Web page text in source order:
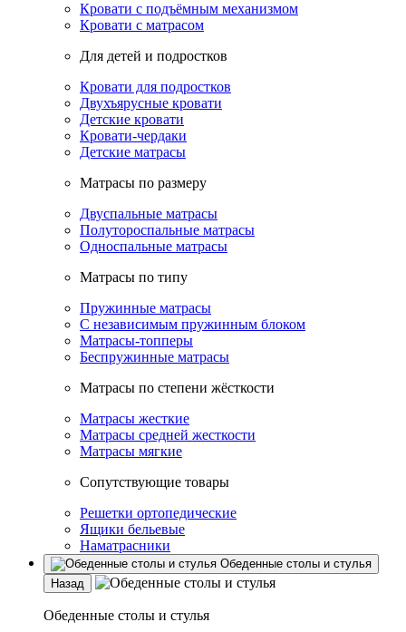
Кровати с подъёмным механизмом
Кровати с матрасом
Для детей и подростков
Кровати для подростков
Двухъярусные кровати
Детские кровати
Кровати-чердаки
Детские матрасы
Матрасы по размеру
Двуспальные матрасы
Полутороспальные матрасы
Односпальные матрасы
Матрасы по типу
Пружинные матрасы
С независимым пружинным блоком
Матрасы-топперы
Беспружинные матрасы
Матрасы по степени жёсткости
Матрасы жесткие
Матрасы средней жесткости
Матрасы мягкие
Сопутствующие товары
Решетки ортопедические
Ящики бельевые
Наматрасники
Обеденные столы и стулья
Назад
Обеденные столы и стулья